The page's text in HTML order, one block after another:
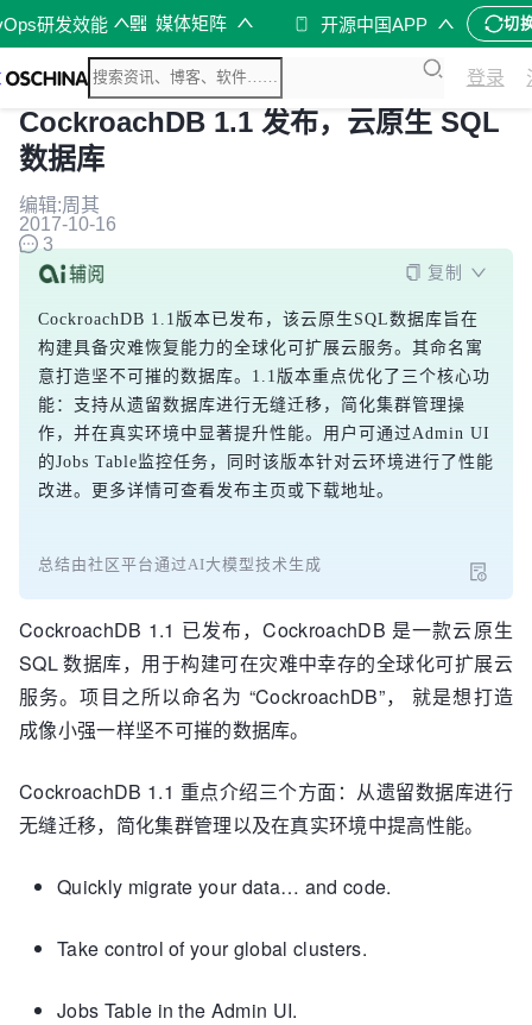
研发效能 媒体矩阵 开源中国APP 切
登录
CockroachDB 1.1 发布，云​​原生 SQL
数据库
编辑:周其
2017-10-16
3
复制
CockroachDB 1.1版本已发布，该云原生SQL数据库旨在
构建具备灾难恢复能力的全球化可扩展云服务。其命名寓
意打造坚不可摧的数据库。1.1版本重点优化了三个核心功
能：支持从遗留数据库进行无缝迁移，简化集群管理操
作，并在真实环境中显著提升性能。用户可通过Admin UI
的Jobs Table监控任务，同时该版本针对云环境进行了性能
改进。更多详情可查看发布主页或下载地址。
总结由社区平台通过AI大模型技术生成
CockroachDB 1.1 已发布，CockroachDB 是一款云原生
SQL 数据库，用于构建可在灾难中幸存的全球化可扩展云
服务。项目之所以命名为 “CockroachDB”， 就是想打造
成像小强一样坚不可摧的数据库。
CockroachDB 1.1 重点介绍三个方面：从遗留数据库进行
无缝迁移，简化集群管理以及在真实环境中提高性能。
Quickly migrate your data… and code.
Take control of your global clusters.
Jobs Table in the Admin UI.